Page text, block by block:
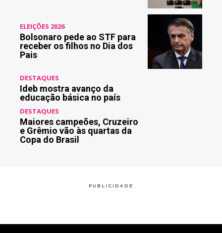
ELEIÇÕES 2026
Bolsonaro pede ao STF para
receber os filhos no Dia dos
Pais
DESTAQUES
Ideb mostra avanço da
educação básica no país
DESTAQUES
Maiores campeões, Cruzeiro
e Grêmio vão às quartas da
Copa do Brasil